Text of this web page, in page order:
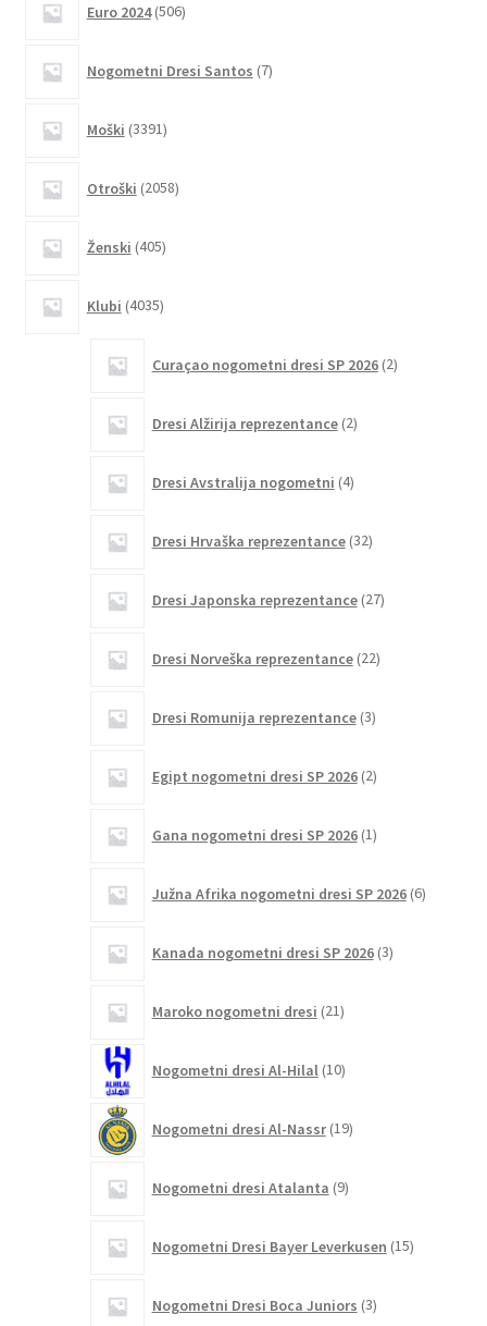
Euro 2024 506izdelkov
Nogometni Dresi Santos 7izdelkov
Moški 3391izdelkov
Otroški 2058izdelkov
Ženski 405izdelkov
Klubi 4035izdelkov
Curaçao nogometni dresi SP 2026 2izdelka
Dresi Alžirija reprezentance 2izdelka
Dresi Avstralija nogometni 4izdelki
Dresi Hrvaška reprezentance 32izdelkov
Dresi Japonska reprezentance 27izdelkov
Dresi Norveška reprezentance 22izdelkov
Dresi Romunija reprezentance 3izdelki
Egipt nogometni dresi SP 2026 2izdelka
Gana nogometni dresi SP 2026 1izdelek
Južna Afrika nogometni dresi SP 2026 6izdelkov
Kanada nogometni dresi SP 2026 3izdelki
Maroko nogometni dresi 21izdelkov
Nogometni dresi Al-Hilal 10izdelkov
Nogometni dresi Al-Nassr 19izdelkov
Nogometni dresi Atalanta 9izdelkov
Nogometni Dresi Bayer Leverkusen 15izdelkov
Nogometni Dresi Boca Juniors 3izdelki